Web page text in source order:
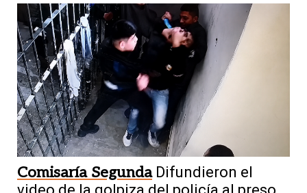
Comisaría Segunda Difundieron el
video de la golpiza del policía al preso